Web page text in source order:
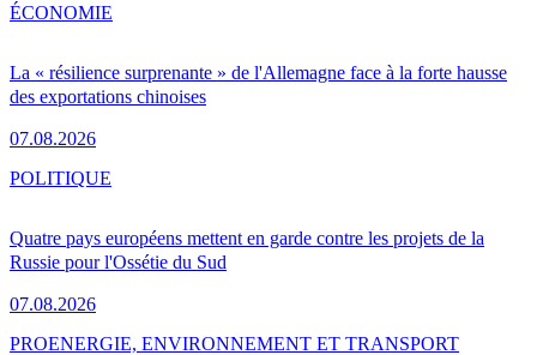
La « résilience surprenante » de l'Allemagne face à la forte hausse
des exportations chinoises
07.08.2026
ÉCONOMIE
Quatre pays européens mettent en garde contre les projets de la
Russie pour l'Ossétie du Sud
07.08.2026
POLITIQUE
PROENERGIE, ENVIRONNEMENT ET TRANSPORT